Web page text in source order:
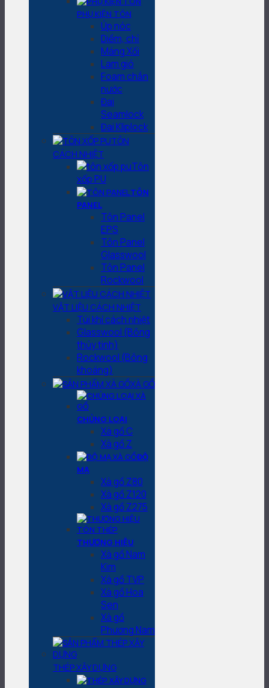
PHỤ KIỆN TÔN
Úp nóc
Diềm, chỉ
Máng Xối
Lam gió
Foam chắn
nước
Đai
Seamlock
Đai Kliplock
TÔN
CÁCH NHIỆT
Tôn
xốp PU
TÔN
PANEL
Tôn Panel
EPS
Tôn Panel
Glasswool
Tôn Panel
Rockwool
VẬT LIỆU CÁCH NHIỆT
Túi khí cách nhiệt
Glasswool (Bông
thủy tinh)
Rockwool (Bông
khoáng)
XÀ GỒ
CHỦNG LOẠI
Xà gồ C
Xà gồ Z
ĐỘ
MẠ
Xà gồ Z80
Xà gồ Z120
Xà gồ Z275
THƯƠNG HIỆU
Xà gồ Nam
Kim
Xà gồ TVP
Xà gồ Hoa
Sen
Xà gồ
Phương Nam
THÉP XÂY DỰNG